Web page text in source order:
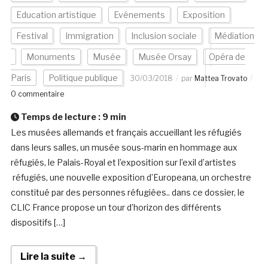
Education artistique Evénements Exposition
Festival Immigration Inclusion sociale Médiation
Monuments Musée Musée Orsay Opéra de
Paris Politique publique 30/03/2018 par Mattea Trovato
0 commentaire
Temps de lecture : 9 min
Les musées allemands et français accueillant les réfugiés
dans leurs salles, un musée sous-marin en hommage aux
réfugiés, le Palais-Royal et l’exposition sur l’exil d’artistes
réfugiés, une nouvelle exposition d’Europeana, un orchestre
constitué par des personnes réfugiées.. dans ce dossier, le
CLIC France propose un tour d’horizon des différents
dispositifs […]
Lire la suite →